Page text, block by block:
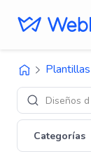
Plantillas
Diseños
Categorías